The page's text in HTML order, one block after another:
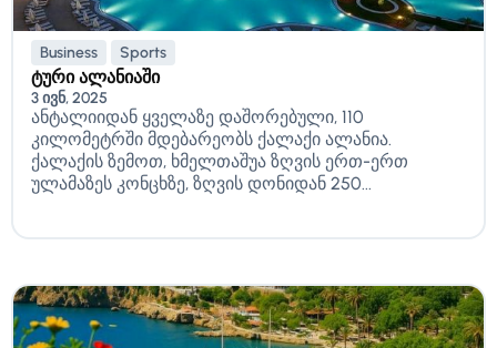
Business Sports
ტური ალანიაში
3 ივნ, 2025
ანტალიიდან ყველაზე დაშორებული, 110
კილომეტრში მდებარეობს ქალაქი ალანია.
ქალაქის ზემოთ, ხმელთაშუა ზღვის ერთ-ერთ
ულამაზეს კონცხზე, ზღვის დონიდან 250...